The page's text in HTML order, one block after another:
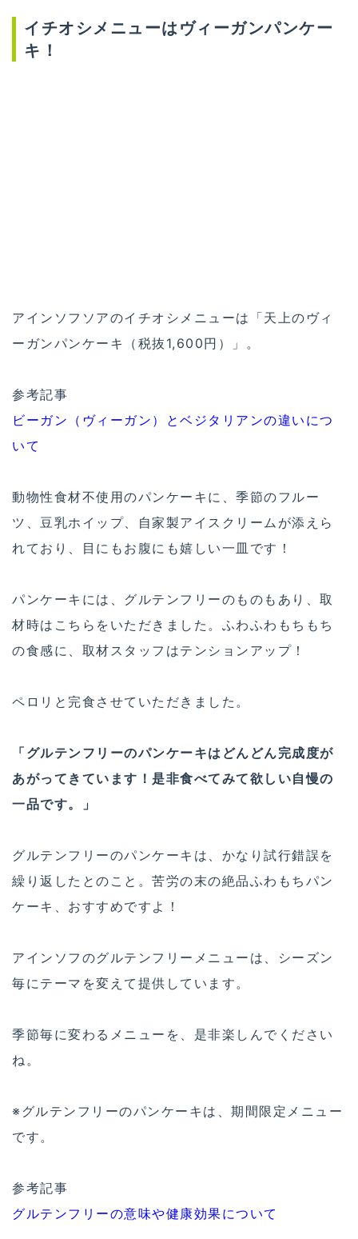
イチオシメニューはヴィーガンパンケー
キ！
アインソフソアのイチオシメニューは「天上のヴィ
ーガンパンケーキ（税抜1,600円）」。
参考記事
ビーガン（ヴィーガン）とベジタリアンの違いにつ
いて
動物性食材不使用のパンケーキに、季節のフルー
ツ、豆乳ホイップ、自家製アイスクリームが添えら
れており、目にもお腹にも嬉しい一皿です！
パンケーキには、グルテンフリーのものもあり、取
材時はこちらをいただきました。ふわふわもちもち
の食感に、取材スタッフはテンションアップ！
ペロリと完食させていただきました。
「グルテンフリーのパンケーキはどんどん完成度が
あがってきています！是非食べてみて欲しい自慢の
一品です。」
グルテンフリーのパンケーキは、かなり試行錯誤を
繰り返したとのこと。苦労の末の絶品ふわもちパン
ケーキ、おすすめですよ！
アインソフのグルテンフリーメニューは、シーズン
毎にテーマを変えて提供しています。
季節毎に変わるメニューを、是非楽しんでください
ね。
※グルテンフリーのパンケーキは、期間限定メニュー
です。
参考記事
グルテンフリーの意味や健康効果について